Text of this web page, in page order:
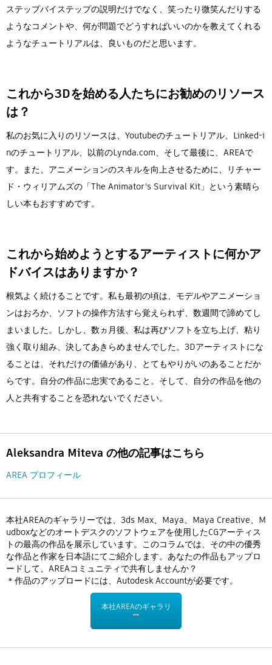
ステップバイステップの説明だけでなく、笑ったり微笑んだりする
ようなコメントや、何が問題でどうすればいいのかを教えてくれる
ようなチュートリアルは、良いものだと思います。
これから3Dを始める人たちにお勧めのリソース
は？
私のお気に入りのリソースは、Youtubeのチュートリアル、Linked-i
nのチュートリアル、以前のLynda.com、そして最後に、AREAで
す。また、アニメーションのスキルを向上させるために、リチャー
ド・ウィリアムズの「The Animator's Survival Kit」という素晴ら
しい本もおすすめです。
これから始めようとするアーティストに何かア
ドバイスはありますか？
根気よく続けることです。私も最初の頃は、モデルやアニメーショ
ンはおろか、ソフトの操作方法すら覚えられず、数週間で諦めてし
まいました。しかし、数ヵ月後、私は再びソフトを立ち上げ、粘り
強く取り組み、決してあきらめませんでした。3Dアーティストにな
ることは、それだけの価値があり、とてもやりがいのあることだか
らです。自分の作品に忠実であること。そして、自分の作品を他の
人と共有することを恐れないでください。
Aleksandra Miteva の他の記事はこちら
AREA プロフィール
本社AREAのギャラリーでは、3ds Max、Maya、Maya Creative、M
udboxなどのオートデスクのソフトウェアを使用したCGアーティス
トの最高の作品を展示しています。このコラムでは、その中の優秀
な作品と作家を日本語にてご紹介します。あなたの作品もアップロ
ードして、AREAコミュニティで共有しませんか？
＊作品のアップロードには、Autodesk Accountが必要です。
本社AREAのギャラリ
ー